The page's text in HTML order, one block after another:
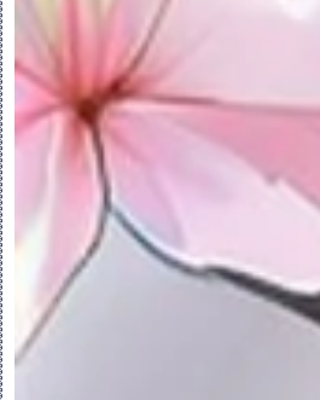
◦“点位于”约束的任一几何图
◦相切约束的边、曲线、平面
◦使用边约束的边、曲线和曲
•如果原始参考和新参考具有
并且不可交换，则不会重新
束。可创建新尺寸和约束来
删除参考并添加新参考来代
似。
•如果原始参考和新参考的几
能无法创建原始尺寸和约束
考是定义水平距离尺寸的竖